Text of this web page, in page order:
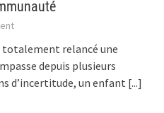
totalement relancé une
depuis plusieurs
d’incertitude, un enfant [...]